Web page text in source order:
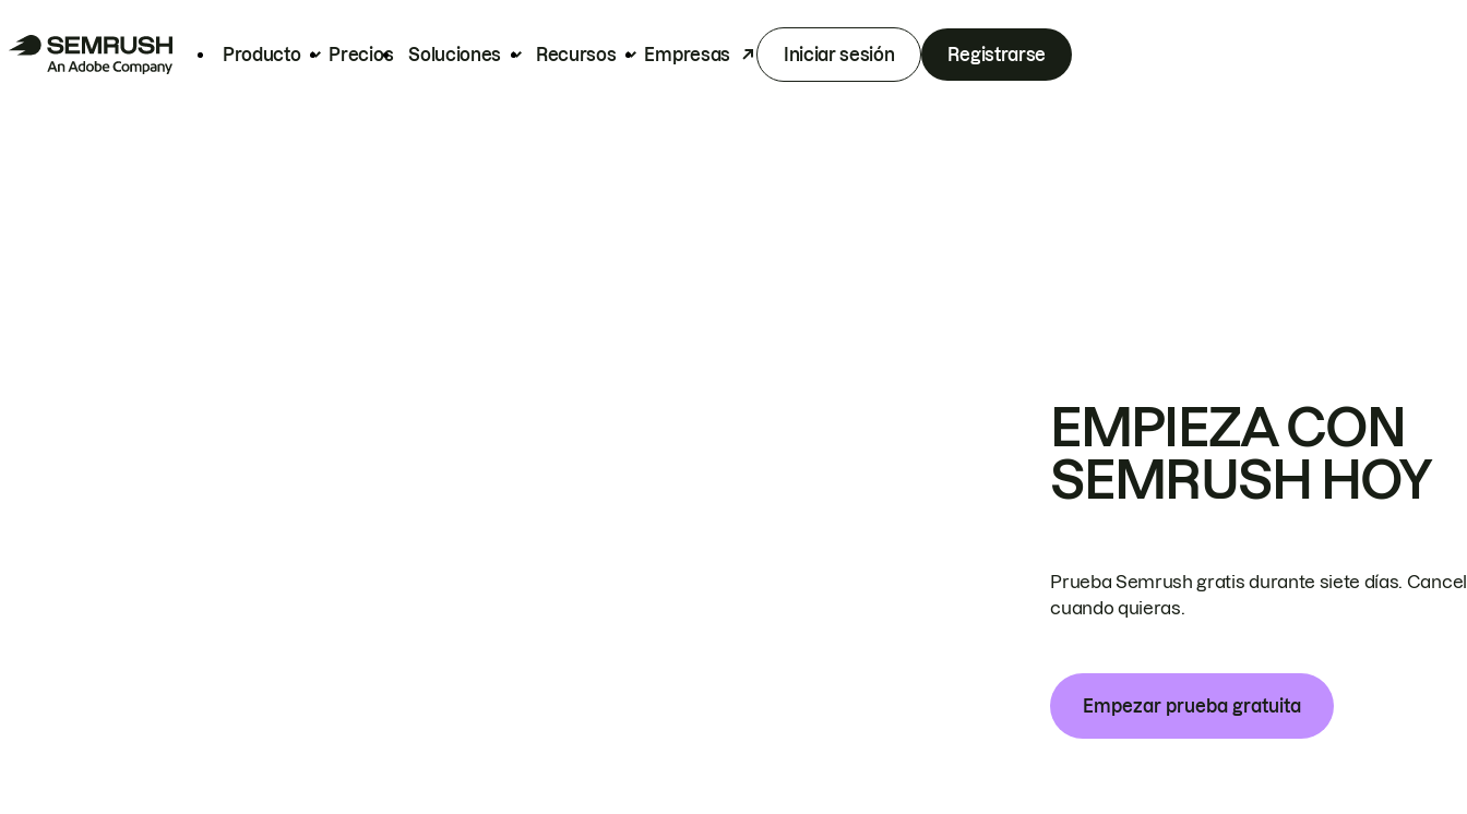
Producto Precios Soluciones Recursos Empresas Iniciar sesión Registrarse
EMPIEZA CON
SEMRUSH HOY
Prueba Semrush gratis durante siete días.
cuando quieras.
Empezar prueba gratuita